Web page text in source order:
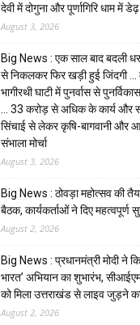
देवी में दोगुना और पूर्णागिरि धाम में
August 3, 2026
Big News : एक साल बाद बदली
से निकलकर फिर खड़ी हुई जिंदगी …
भागीरथी घाटी में पुनर्वास से
… ₹33 करोड़ से अधिक के कार्य और
सिंचाई से लेकर कृषि-बागवानी और
संभाला मोर्चा
August 3, 2026
Big News : ठोवड़ा महोत्सव की
बैठक, कार्यकर्ताओं ने दिए महत्वपूर्ण
August 2, 2026
Big News : प्रधानमंत्री मोदी ने
भारत’ अभियान का शुभारंभ,
को मिला उत्तराखंड से लाइव जुड़ने
August 2, 2026